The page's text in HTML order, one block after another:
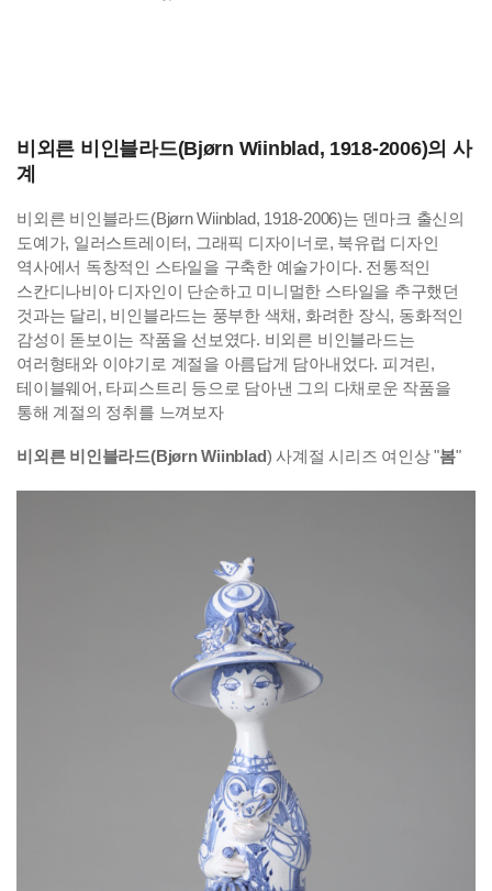
비외른 비인블라드(Bjørn Wiinblad, 1918-2006)의 사
계
비외른 비인블라드(Bjørn Wiinblad, 1918-2006)는 덴마크 출신의
도예가, 일러스트레이터, 그래픽 디자이너로, 북유럽 디자인
역사에서 독창적인 스타일을 구축한 예술가이다. 전통적인
스칸디나비아 디자인이 단순하고 미니멀한 스타일을 추구했던
것과는 달리, 비인블라드는 풍부한 색채, 화려한 장식, 동화적인
감성이 돋보이는 작품을 선보였다. 비외른 비인블라드는
여러형태와 이야기로 계절을 아름답게 담아내었다. 피겨린,
테이블웨어, 타피스트리 등으로 담아낸 그의 다채로운 작품을
통해 계절의 정취를 느껴보자
비외른 비인블라드(Bjørn Wiinblad) 사계절 시리즈 여인상 "봄"